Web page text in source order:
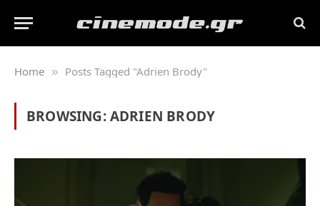
Home » Posts Tagged "Adrien Brody"
BROWSING:ADRIEN BRODY